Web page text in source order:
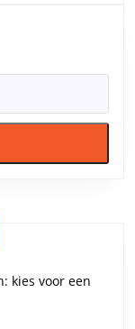
kies voor een